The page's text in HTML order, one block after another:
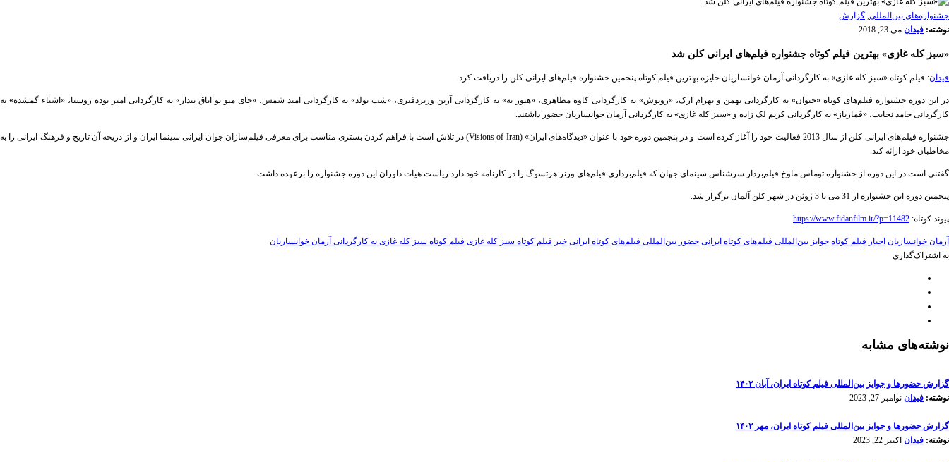
‌‌جشنواره‌های بین‌المللی, گزارش
نوشته: فیدان می 23, 2018
«سبز کله غازی» بهترین فیلم کوتاه جشنواره فیلم‌های ایرانی کلن شد
فیدان: فیلم کوتاه «سبز کله غازی» به کارگردانی آرمان خوانساریان جایزه بهترین فیلم کوتاه پنجمین جشنواره فیلم‌های ایرانی کلن را دریافت کرد.
در این دوره جشنواره فیلم‌های کوتاه «حیوان» به کارگردانی بهمن و بهرام ارک، «روتوش» به کارگردانی کاوه مظاهری، «هنوز نه» به کارگردانی آرین وزیردفتری، «شب تولد» به کارگردانی امید شمس، «جای منو تو اتاق بنداز» به کارگردانی امیر توده روستا، «اشیاء گمشده» به
کارگردانی حامد نجابت، «قمارباز» به کارگردانی کریم لک زاده و «سبز کله غازی» به کارگردانی آرمان خوانساریان حضور داشتند.
جشنواره فیلم‌های ایرانی کلن از سال 2013 فعالیت خود را آغاز کرده است و در پنجمین دوره خود با عنوان «دیدگاه‌های ایران» ( Visions of Iran) در تلاش است با فراهم کردن بستری مناسب برای معرفی فیلم‌سازان جوان ایرانی سینما ایران و از دریچه آن تاریخ و فرهنگ ایرانی را به
مخاطبان خود ارائه کند.
گفتنی است در این دوره از جشنواره توماس ماوخ فیلم‌بردار سرشناس سینمای جهان که فیلم‌برداری فیلم‌های ورنر هرتسوگ را در کارنامه خود دارد ریاست هیات داوران این دوره جشنواره را برعهده داشت.
پنجمین دوره این جشنواره از 31 می تا 3 ژوئن در شهر کلن آلمان برگزار شد.
پیوند کوتاه: https://www.fidanfilm.ir/?p=11482
آرمان خوانساریان اخبار فیلم کوتاه جوایز بین‌المللی فیلم‌های کوتاه ایرانی حضور بین‌المللی فیلم‌های کوتاه ایرانی خبر فیلم کوتاه سبز کله غازی فیلم کوتاه سبز کله غازی به کارگردانی آرمان خوانساریان
به اشتراک‌گذاری
نوشته‌های مشابه
گزارش حضورها و جوایز بین‌المللی فیلم کوتاه ایران، آبان ۱۴۰۲
نوشته: فیدان نوامبر 27, 2023
گزارش حضورها و جوایز بین‌المللی فیلم کوتاه ایران، مهر ۱۴۰۲
نوشته: فیدان اکتبر 22, 2023